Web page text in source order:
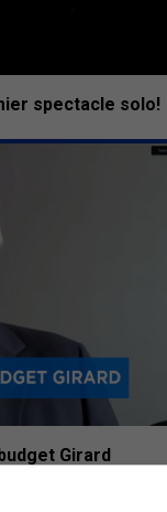
spectacle solo!
Girard